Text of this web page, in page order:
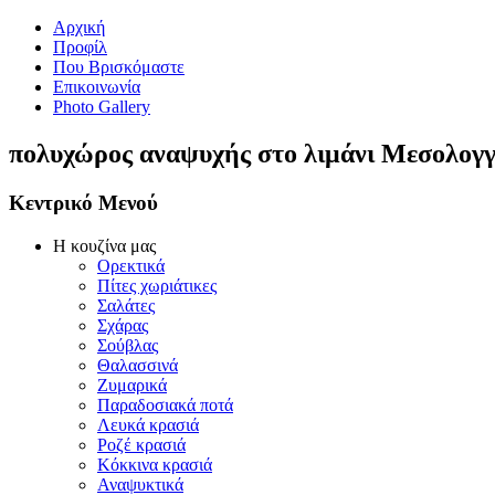
Αρχική
Προφίλ
Που Βρισκόμαστε
Επικοινωνία
Photo Gallery
πολυχώρος αναψυχής στο λιμάνι
Κεντρικό Μενού
Η κουζίνα μας
Ορεκτικά
Πίτες χωριάτικες
Σαλάτες
Σχάρας
Σούβλας
Θαλασσινά
Ζυμαρικά
Παραδοσιακά ποτά
Λευκά κρασιά
Ροζέ κρασιά
Κόκκινα κρασιά
Αναψυκτικά